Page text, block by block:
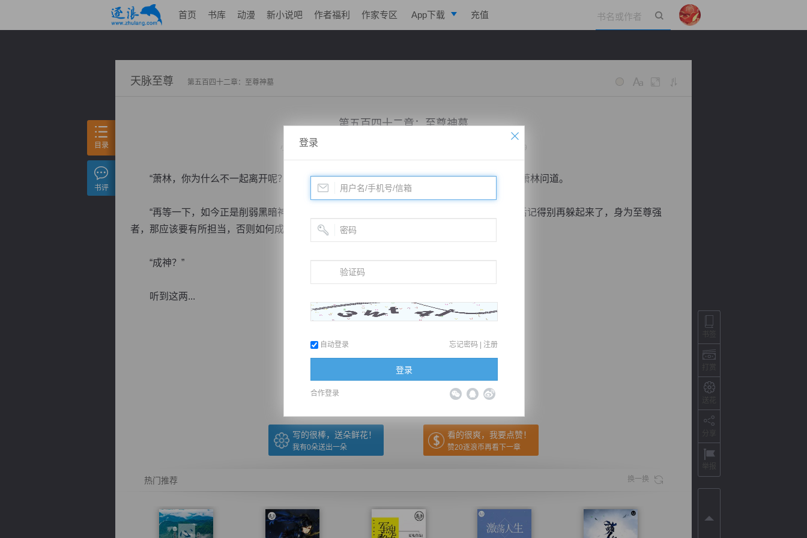
首页 书库 动漫 新小说吧 作者福利 作家专区 App下载 充值
天脉至尊 第五百四十二章：至尊神墓
第五百四十二章：至尊神墓
小说：天脉至尊 更新时间：2015-10-24 08:00 字数：3019
“萧林，你为什么不一起离开呢？”当万天和萧林各自击杀了自己的对手后，他不解的看着萧林问道。
“再等一下，如今正是削弱黑暗神殿实力的时候，得好好利用才行，你先走吧，回到天界后记得别再躲起来了，身为至尊强
者，那应该要有所担当，否则如何成神呢！”萧林微微一笑道。
“成神？”
听到这两...
（← 快捷键 上一章 回目录 下一章 快捷键→）
写的很棒，送朵鲜花！
我有0朵送出一朵
看的很爽，我要点赞！
赞20逐浪币再看下一章
热门推荐 换一换
目录
书评
登录
自动登录 忘记密码 | 注册
登录
合作登录